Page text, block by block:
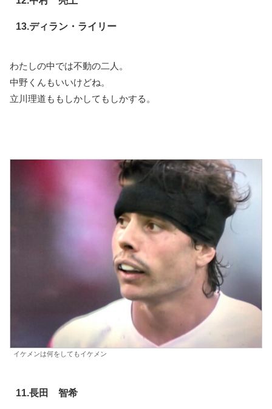
13.ディラン・ライリー
わたしの中では不動の二人。
中野くんもいいけどね。
立川理道ももしかしてもしかする。
イケメンは何をしてもイケメン
11.長田 智希